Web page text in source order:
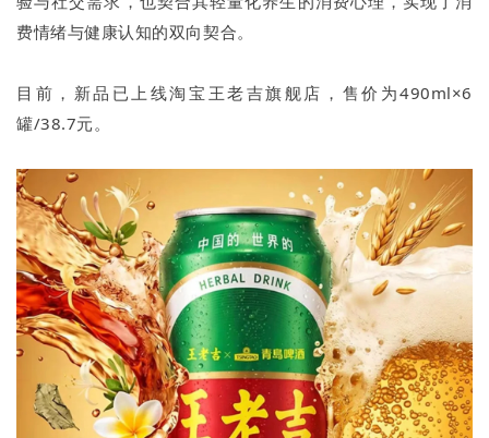
费情绪与健康认知的双向契合。
目前，新品已上线淘宝王老吉旗舰店，售价为490ml×6
罐/38.7元。